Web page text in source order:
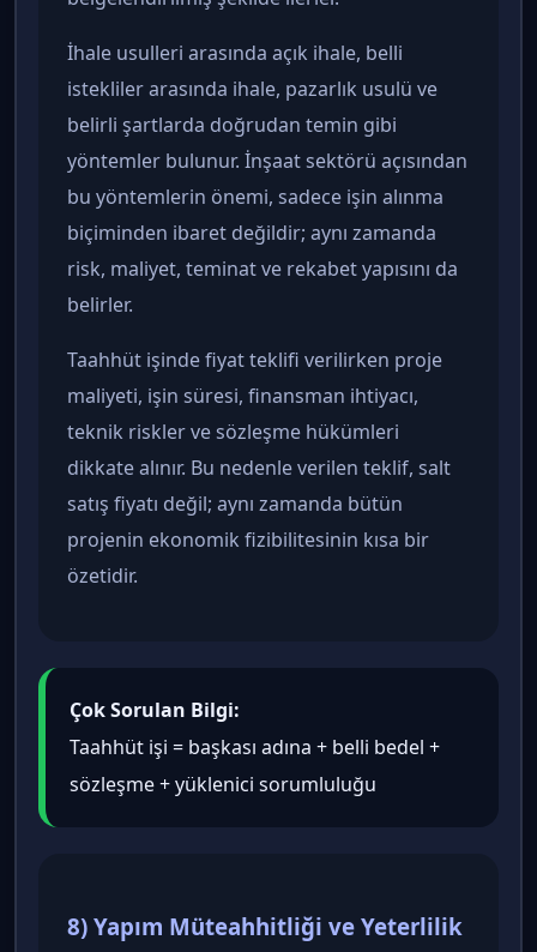
İhale usulleri arasında açık ihale, belli
istekliler arasında ihale, pazarlık usulü ve
belirli şartlarda doğrudan temin gibi
yöntemler bulunur. İnşaat sektörü açısından
bu yöntemlerin önemi, sadece işin alınma
biçiminden ibaret değildir; aynı zamanda
risk, maliyet, teminat ve rekabet yapısını da
belirler.
Taahhüt işinde fiyat teklifi verilirken proje
maliyeti, işin süresi, finansman ihtiyacı,
teknik riskler ve sözleşme hükümleri
dikkate alınır. Bu nedenle verilen teklif, salt
satış fiyatı değil; aynı zamanda bütün
projenin ekonomik fizibilitesinin kısa bir
özetidir.
Çok Sorulan Bilgi:
Taahhüt işi = başkası adına + belli bedel +
sözleşme + yüklenici sorumluluğu
8) Yapım Müteahhitliği ve Yeterlilik